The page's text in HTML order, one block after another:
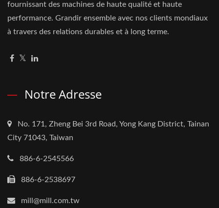
fournissant des machines de haute qualité et haute
performance. Grandir ensemble avec nos clients mondiaux
à travers des relations durables et à long terme.
Notre Adresse
No. 171, Zheng Bei 3rd Road, Yong Kang District, Tainan
City 71043, Taiwan
886-6-2545566
886-6-2538697
mill@mill.com.tw